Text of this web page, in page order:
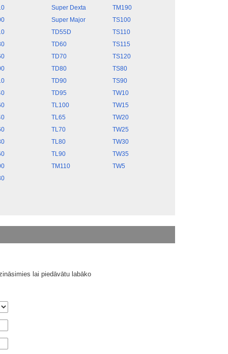
Super Dexta
Super Major
TD55D
TD60
TD70
TD80
TD90
TD95
TL100
TL65
TL70
TL80
TL90
TM110
TM190
TS100
TS110
TS115
TS120
TS80
TS90
TW10
TW15
TW20
TW25
TW30
TW35
TW5
lai piedāvātu labāko